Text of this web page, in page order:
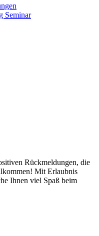
Seminar
Rückmeldungen, die
Mit Erlaubnis
Ihnen viel Spaß beim